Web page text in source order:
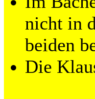
nicht in
beiden
Die